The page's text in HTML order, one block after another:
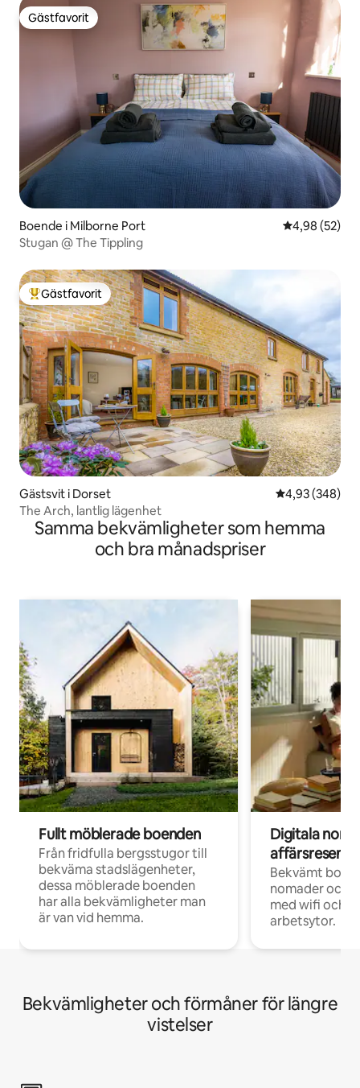
Gästfavorit
Gästfavorit
Boende i Milborne Port 4,98 av 5 i
4,98 (52)
Stugan @ The Tippling
Populär gästfavorit
Gästfavorit
Gästsvit i Dorset 4,93 av 5 i
4,93 (348)
The Arch, lantlig lägenhet
Samma bekvämligheter som hemma
och bra månadspriser
Fullt möblerade boenden
Från fridfulla bergsstugor till
bekväma stadslägenheter,
dessa möblerade boenden
har alla bekvämligheter man
är van vid hemma.
Digitala
Bekvämt
nomader och
med wifi och
arbetsytor.
Bekvämligheter och förmåner för längre
vistelser